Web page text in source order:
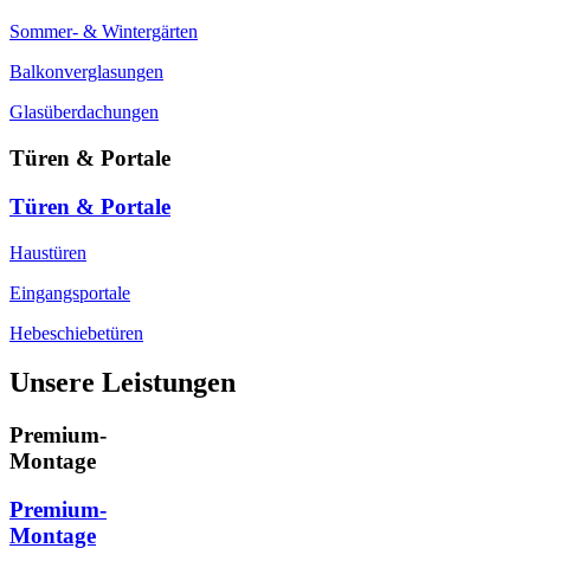
Sommer- & Wintergärten
Balkonverglasungen
Glasüberdachungen
Türen & Portale
Türen & Portale
Haustüren
Eingangsportale
Hebeschiebetüren
Unsere Leistungen
Premium-
Montage
Premium-
Montage